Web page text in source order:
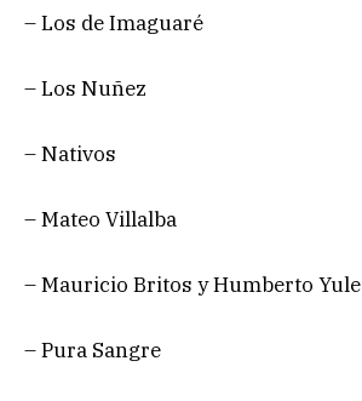
– Los de Imaguaré
– Los Nuñez
– Nativos
– Mateo Villalba
– Mauricio Britos y Humberto Yule
– Pura Sangre